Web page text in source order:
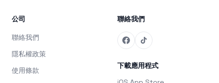
公司
聯絡我們
隱私權政策
使用條款
聯絡我們
下載應用程式